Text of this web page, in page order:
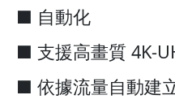
■ 自動化
■ 支援高畫質 4K-
■ 依據流量自動建